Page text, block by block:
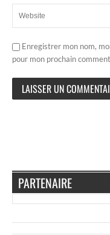
Enregistrer mon nom,
pour mon prochain
PARTENAIRE